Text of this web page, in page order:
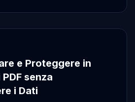
e Proteggere in
senza
i Dati